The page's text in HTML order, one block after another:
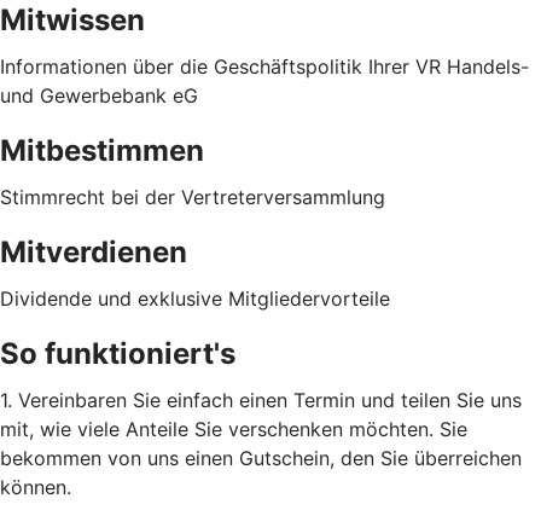
Mitwissen
Informationen über die Geschäftspolitik Ihrer VR Handels-
und Gewerbebank eG
Mitbestimmen
Stimmrecht bei der Vertreterversammlung
Mitverdienen
Dividende und exklusive Mitgliedervorteile
So funktioniert's
1. Vereinbaren Sie einfach einen Termin und teilen Sie uns
mit, wie viele Anteile Sie verschenken möchten. Sie
bekommen von uns einen Gutschein, den Sie überreichen
können.